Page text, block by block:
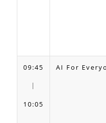
09:45
10:05
AI For